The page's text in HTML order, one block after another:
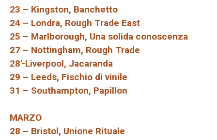
23 – Kingston, Banchetto
24 – Londra, Rough Trade East
25 – Marlborough, Una solida conoscenza
27 – Nottingham, Rough Trade
28′-Liverpool, Jacaranda
29 – Leeds, Fischio di vinile
31 – Southampton, Papillon
MARZO
28 – Bristol, Unione Rituale